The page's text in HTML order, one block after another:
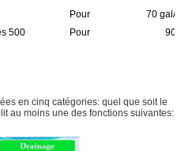
dans les
machines à
Pour
l'utilisation
dans les
70 gal/
500
Pour
en cinq catégories: quel que soit le
au moins une des fonctions suivantes: